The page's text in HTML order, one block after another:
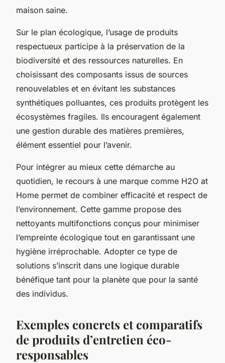
maison saine.
Sur le plan écologique, l’usage de produits
respectueux participe à la préservation de la
biodiversité et des ressources naturelles. En
choisissant des composants issus de sources
renouvelables et en évitant les substances
synthétiques polluantes, ces produits protègent les
écosystèmes fragiles. Ils encouragent également
une gestion durable des matières premières,
élément essentiel pour l’avenir.
Pour intégrer au mieux cette démarche au
quotidien, le recours à une marque comme H2O at
Home permet de combiner efficacité et respect de
l’environnement. Cette gamme propose des
nettoyants multifonctions conçus pour minimiser
l’empreinte écologique tout en garantissant une
hygiène irréprochable. Adopter ce type de
solutions s’inscrit dans une logique durable
bénéfique tant pour la planète que pour la santé
des individus.
Exemples concrets et comparatifs
de produits d’entretien éco-
responsables